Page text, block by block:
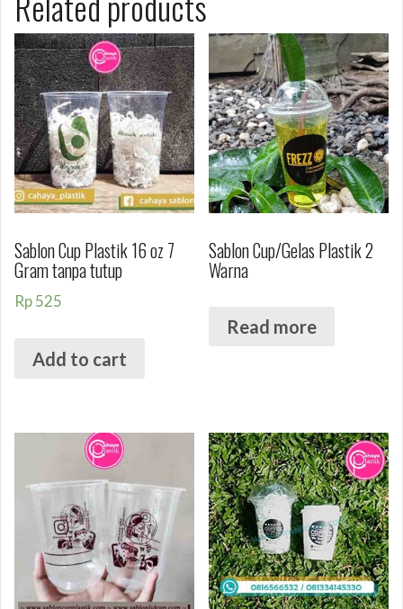
Sablon Cup Plastik 16 oz 7
Gram tanpa tutup
Rp525
Add to cart
Sablon Cup/Gelas Plastik 2
Warna
Read more